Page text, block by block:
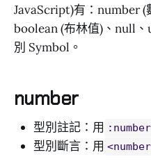
JavaScript)有：number (
boolean (布林值)、null
別 Symbol。
number
型別註記：用 :number
型別斷言：用